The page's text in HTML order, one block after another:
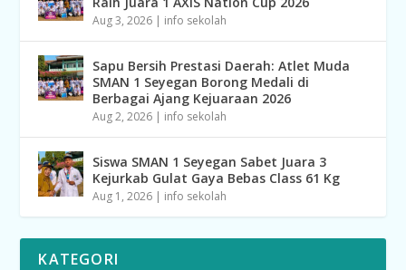
Aug 3, 2026 | info sekolah
Sapu Bersih Prestasi Daerah: Atlet Muda
SMAN 1 Seyegan Borong Medali di
Berbagai Ajang Kejuaraan 2026
Aug 2, 2026 | info sekolah
Siswa SMAN 1 Seyegan Sabet Juara 3
Kejurkab Gulat Gaya Bebas Class 61 Kg
Aug 1, 2026 | info sekolah
KATEGORI